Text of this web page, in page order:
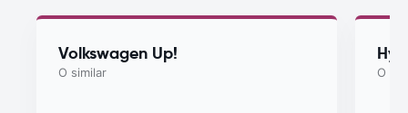
Volkswagen Up!
O similar O